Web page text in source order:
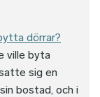
dörrar?
ville byta
sig en
bostad, och i